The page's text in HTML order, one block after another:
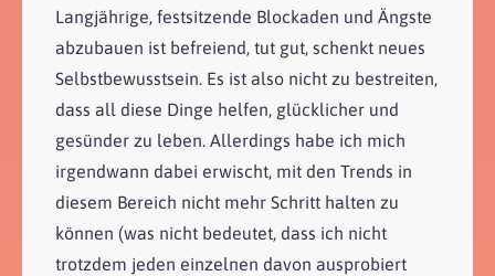
Langjährige, festsitzende Blockaden und Ängste
abzubauen ist befreiend, tut gut, schenkt neues
Selbstbewusstsein. Es ist also nicht zu bestreiten,
dass all diese Dinge helfen, glücklicher und
gesünder zu leben. Allerdings habe ich mich
irgendwann dabei erwischt, mit den Trends in
diesem Bereich nicht mehr Schritt halten zu
können (was nicht bedeutet, dass ich nicht
trotzdem jeden einzelnen davon ausprobiert